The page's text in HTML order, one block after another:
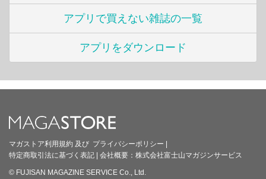
アプリで買えない雑誌の一覧
アプリをダウンロード
マガストア利用規約 及び プライバシーポリシー
特定商取引法に基づく表記
会社概要： 株式会社富士山マガジンサービス
© FUJISAN MAGAZINE SERVICE Co., Ltd.